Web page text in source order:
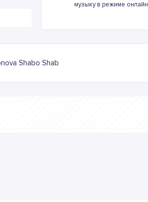
музыку в режиме онлайн
Shabo Shab